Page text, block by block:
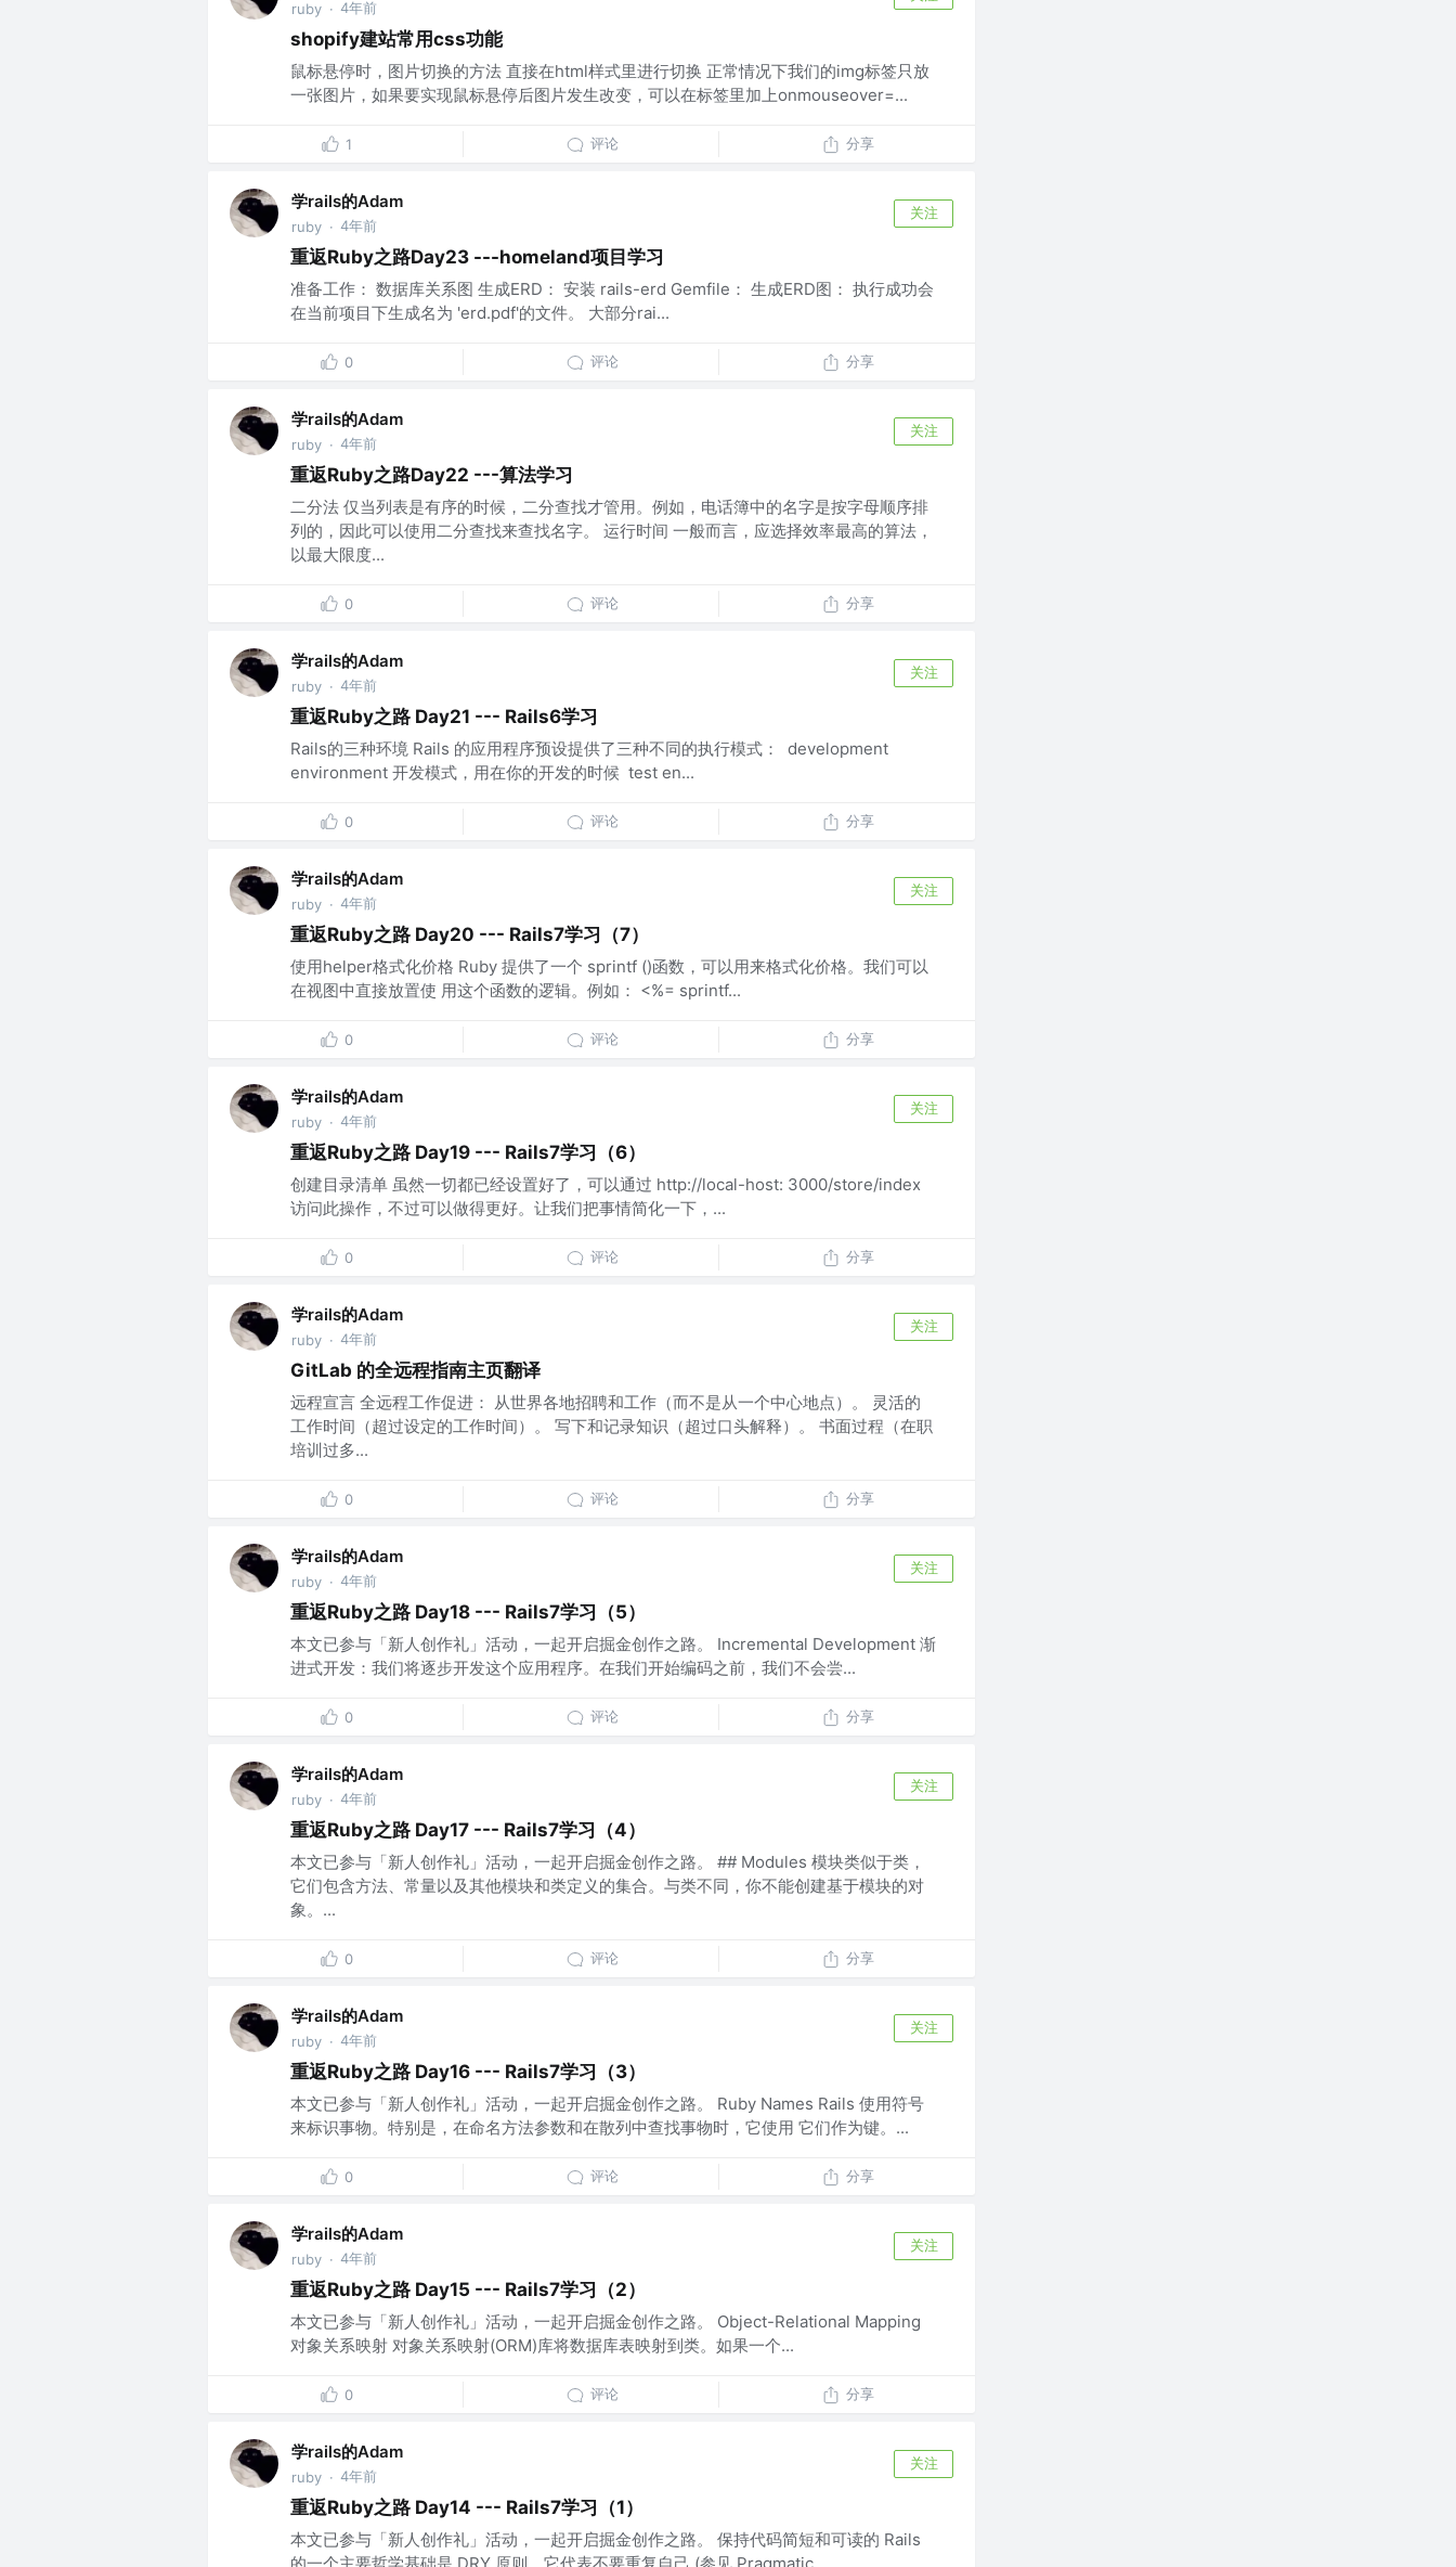
ruby · 4年前
shopify建站常用css功能
鼠标悬停时，图片切换的方法 直接在html样式里进行切换 正常情况下我们的img标签只放
一张图片，如果要实现鼠标悬停后图片发生改变，可以在标签里加上οnmοuseοver=...
1 评论 分享
学rails的Adam
ruby · 4年前
关注
重返Ruby之路Day23 ---homeland项目学习
准备工作： 数据库关系图 生成ERD： 安装 rails-erd Gemfile： 生成ERD图： 执行成功会
在当前项目下生成名为 'erd.pdf'的文件。 大部分rai...
0 评论 分享
学rails的Adam
ruby · 4年前
关注
重返Ruby之路Day22 ---算法学习
二分法 仅当列表是有序的时候，二分查找才管用。例如，电话簿中的名字是按字母顺序排
列的，因此可以使用二分查找来查找名字。 运行时间 一般而言，应选择效率最高的算法，
以最大限度...
0 评论 分享
学rails的Adam
ruby · 4年前
关注
重返Ruby之路 Day21 --- Rails6学习
Rails的三种环境 Rails 的应用程序预设提供了三种不同的执行模式： development
environment 开发模式，用在你的开发的时候 test en...
0 评论 分享
学rails的Adam
ruby · 4年前
关注
重返Ruby之路 Day20 --- Rails7学习（7）
使用helper格式化价格 Ruby 提供了一个 sprintf ()函数，可以用来格式化价格。我们可以
在视图中直接放置使 用这个函数的逻辑。例如： <%= sprintf...
0 评论 分享
学rails的Adam
ruby · 4年前
关注
重返Ruby之路 Day19 --- Rails7学习（6）
创建目录清单 虽然一切都已经设置好了，可以通过 http://local-host: 3000/store/index
访问此操作，不过可以做得更好。让我们把事情简化一下，...
0 评论 分享
学rails的Adam
ruby · 4年前
关注
GitLab 的全远程指南主页翻译
远程宣言 全远程工作促进： 从世界各地招聘和工作（而不是从一个中心地点）。 灵活的
工作时间（超过设定的工作时间）。 写下和记录知识（超过口头解释）。 书面过程（在职
培训过多...
0 评论 分享
学rails的Adam
ruby · 4年前
关注
重返Ruby之路 Day18 --- Rails7学习（5）
本文已参与「新人创作礼」活动，一起开启掘金创作之路。 Incremental Development 渐
进式开发：我们将逐步开发这个应用程序。在我们开始编码之前，我们不会尝...
0 评论 分享
学rails的Adam
ruby · 4年前
关注
重返Ruby之路 Day17 --- Rails7学习（4）
本文已参与「新人创作礼」活动，一起开启掘金创作之路。 ## Modules 模块类似于类，
它们包含方法、常量以及其他模块和类定义的集合。与类不同，你不能创建基于模块的对
象。...
0 评论 分享
学rails的Adam
ruby · 4年前
关注
重返Ruby之路 Day16 --- Rails7学习（3）
本文已参与「新人创作礼」活动，一起开启掘金创作之路。 Ruby Names Rails 使用符号
来标识事物。特别是，在命名方法参数和在散列中查找事物时，它使用 它们作为键。...
0 评论 分享
学rails的Adam
ruby · 4年前
关注
重返Ruby之路 Day15 --- Rails7学习（2）
本文已参与「新人创作礼」活动，一起开启掘金创作之路。 Object-Relational Mapping
对象关系映射 对象关系映射(ORM)库将数据库表映射到类。如果一个...
0 评论 分享
学rails的Adam
ruby · 4年前
关注
重返Ruby之路 Day14 --- Rails7学习（1）
本文已参与「新人创作礼」活动，一起开启掘金创作之路。 保持代码简短和可读的 Rails